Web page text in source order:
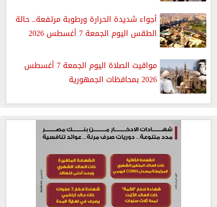
أجواء شديدة الحرارة ورطوبة مرتفعة.. حالة
الطقس اليوم الجمعة 7 أغسطس 2026
مواقيت الصلاة اليوم الجمعة 7 أغسطس
2026 بمحافظات الجمهورية